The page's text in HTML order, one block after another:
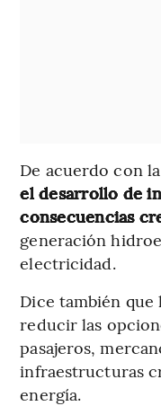
De acuerdo con
el desarrollo de
consecuencias
generación
electricidad.
Dice también que
reducir las
pasajeros,
infraestructuras
energía.